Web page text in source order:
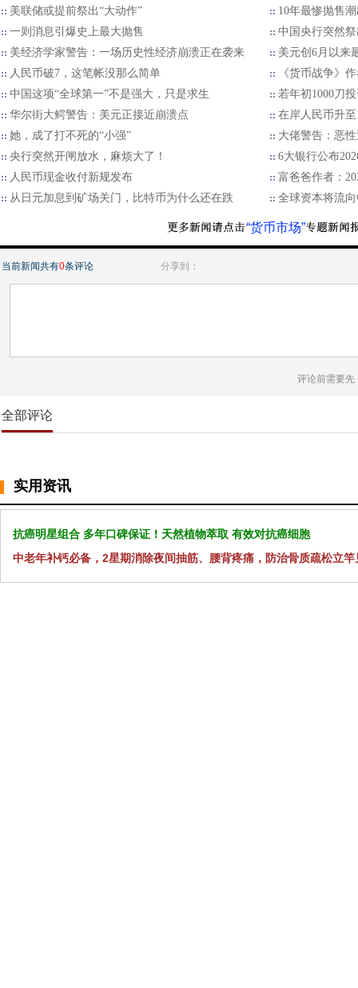
美联储或提前祭出“大动作”
10年最惨抛售
一则消息引爆史上最大抛售
中国央行突然
美经济学家警告：一场历史性经济崩溃正在袭来
美元创6月以来
人民币破7，这笔帐没那么简单
《货币战争》
中国这项“全球第一”不是强大，只是求生
若年初1000刀
华尔街大鳄警告：美元正接近崩溃点
在岸人民币升
她，成了打不死的“小强”
大佬警告：恶
央行突然开闸放水，麻烦大了！
6大银行公布
人民币现金收付新规发布
富爸爸作者：
从日元加息到矿场关门，比特币为什么还在跌
全球资本将流
“货币市场”
当前新闻共有0条评论 分享到：
评论前需要先
全部评论
实用资讯
抗癌明星组合 多年口碑保证！天然植物萃取 有效对抗癌细胞
中老年补钙必备，2星期消除夜间抽筋、腰背疼痛，防治骨质疏松立竿